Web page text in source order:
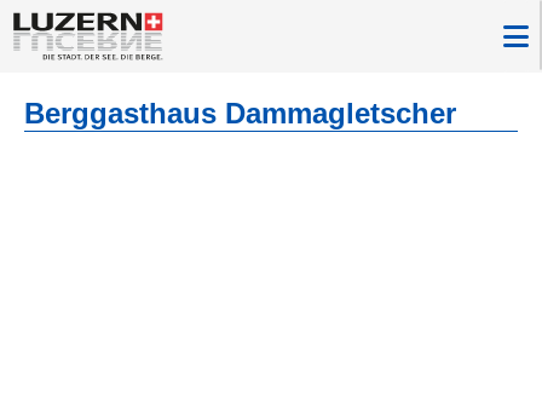
Berggasthaus Dammagletscher